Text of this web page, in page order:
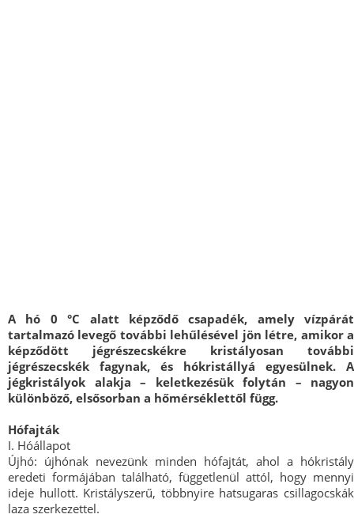
A hó 0 °C alatt képződő csapadék, amely vízpárát
tartalmazó levegő további lehűlésével jön létre, amikor a
képződött jégrészecskékre kristályosan további
jégrészecskék fagynak, és hókristállyá egyesülnek. A
jégkristályok alakja – keletkezésük folytán – nagyon
különböző, elsősorban a hőmérséklettől függ.
Hófajták
I. Hóállapot
Újhó: újhónak nevezünk minden hófajtát, ahol a hókristály
eredeti formájában található, függetlenül attól, hogy mennyi
ideje hullott. Kristályszerű, többnyire hatsugaras csillagocskák
laza szerkezettel.